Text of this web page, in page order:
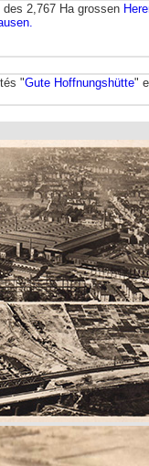
2,767 Ha grossen
"Gute Hoffnungshütte"